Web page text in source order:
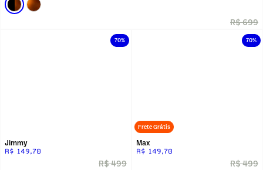
R$ 699
70%
Jimmy
R$ 149,70
R$ 499
70%
Frete Grátis
Max
R$ 149,70
R$ 499